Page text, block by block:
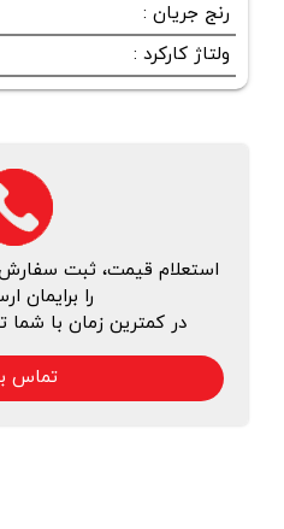
رنج جریان :
ولتاژ کارکرد :
استعلام قیمت، ثبت
را برایمان
در کمترین زمان با
تماس